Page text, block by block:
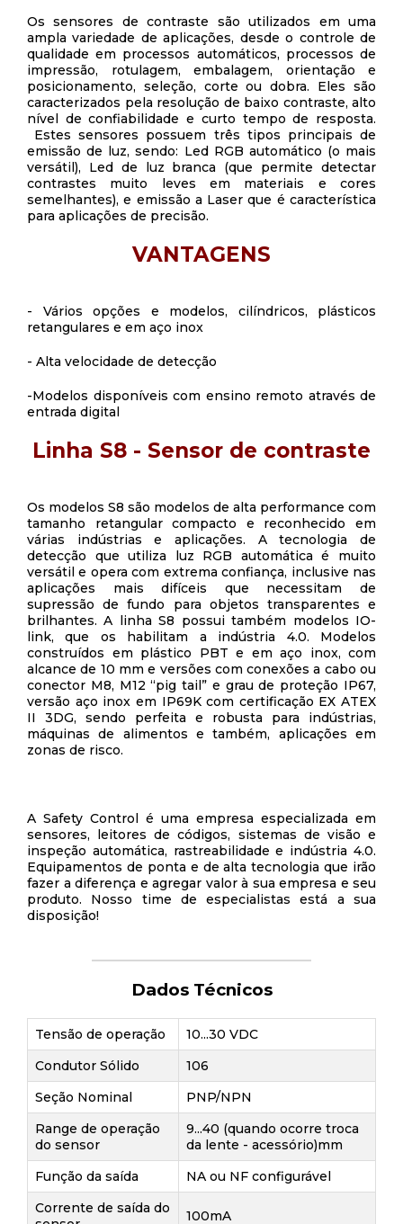
Os sensores de contraste são utilizados em uma
ampla variedade de aplicações, desde o controle de
qualidade em processos automáticos, processos de
impressão, rotulagem, embalagem, orientação e
posicionamento, seleção, corte ou dobra. Eles são
caracterizados pela resolução de baixo contraste, alto
nível de confiabilidade e curto tempo de resposta.
Estes sensores possuem três tipos principais de
emissão de luz, sendo: Led RGB automático (o mais
versátil), Led de luz branca (que permite detectar
contrastes muito leves em materiais e cores
semelhantes), e emissão a Laser que é característica
para aplicações de precisão.
VANTAGENS
- Vários opções e modelos, cilíndricos, plásticos
retangulares e em aço inox
- Alta velocidade de detecção
-Modelos disponíveis com ensino remoto através de
entrada digital
Linha S8 - Sensor de contraste
Os modelos S8 são modelos de alta performance com
tamanho retangular compacto e reconhecido em
várias indústrias e aplicações. A tecnologia de
detecção que utiliza luz RGB automática é muito
versátil e opera com extrema confiança, inclusive nas
aplicações mais difíceis que necessitam de
supressão de fundo para objetos transparentes e
brilhantes. A linha S8 possui também modelos IO-
link, que os habilitam a indústria 4.0. Modelos
construídos em plástico PBT e em aço inox, com
alcance de 10 mm e versões com conexões a cabo ou
conector M8, M12 “pig tail” e grau de proteção IP67,
versão aço inox em IP69K com certificação EX ATEX
II 3DG, sendo perfeita e robusta para indústrias,
máquinas de alimentos e também, aplicações em
zonas de risco.
A Safety Control é uma empresa especializada em
sensores, leitores de códigos, sistemas de visão e
inspeção automática, rastreabilidade e indústria 4.0.
Equipamentos de ponta e de alta tecnologia que irão
fazer a diferença e agregar valor à sua empresa e seu
produto. Nosso time de especialistas está a sua
disposição!
Dados Técnicos
Tensão de operação
10...30 VDC
Condutor Sólido
106
Seção Nominal
PNP/NPN
Range de operação
do sensor
9...40 (quando ocorre troca
da lente - acessório)mm
Função da saída
NA ou NF configurável
Corrente de saída do
100mA